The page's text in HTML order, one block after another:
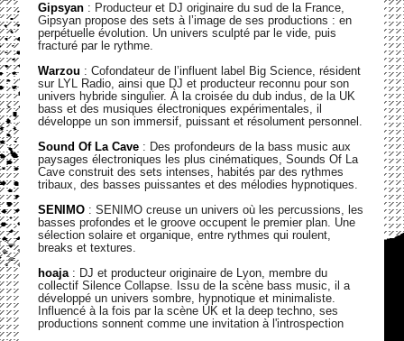
Gipsyan: Producteur et DJ originaire du sud de la France,
Gipsyan propose des sets à l’image de ses productions : en
perpétuelle évolution. Un univers sculpté par le vide, puis
fracturé par le rythme.
Warzou : Cofondateur de l’influent label Big Science, résident
sur LYL Radio, ainsi que DJ et producteur reconnu pour son
univers hybride singulier. À la croisée du dub indus, de la UK
bass et des musiques électroniques expérimentales, il
développe un son immersif, puissant et résolument personnel.
Sound Of La Cave : Des profondeurs de la bass music aux
paysages électroniques les plus cinématiques, Sounds Of La
Cave construit des sets intenses, habités par des rythmes
tribaux, des basses puissantes et des mélodies hypnotiques.
SENIMO: SENIMO creuse un univers où les percussions, les
basses profondes et le groove occupent le premier plan. Une
sélection solaire et organique, entre rythmes qui roulent,
breaks et textures.
hoaja: DJ et producteur originaire de Lyon, membre du
collectif Silence Collapse. Issu de la scène bass music, il a
développé un univers sombre, hypnotique et minimaliste.
Influencé à la fois par la scène UK et la deep techno, ses
productions sonnent comme une invitation à l'introspection